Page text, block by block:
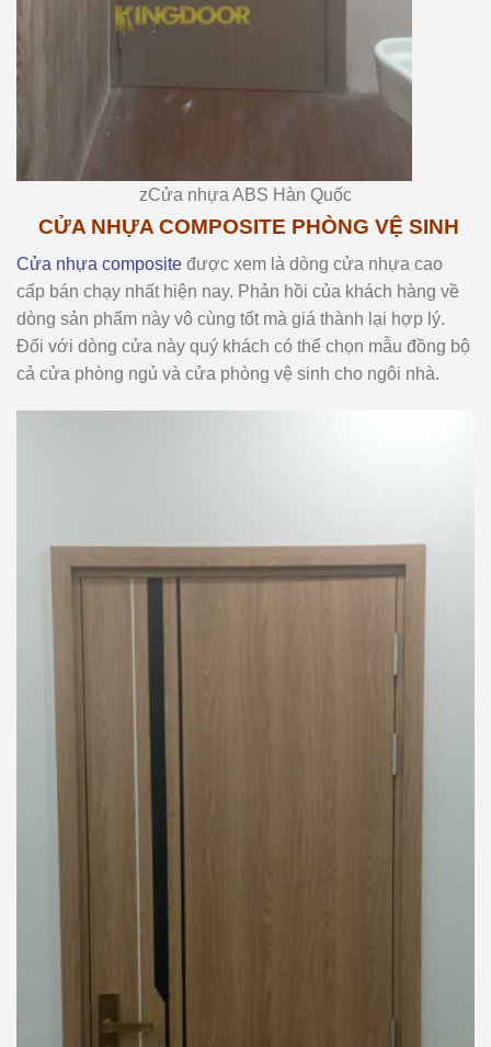
zCửa nhựa ABS Hàn Quốc
CỬA NHỰA COMPOSITE PHÒNG VỆ SINH
Cửa nhựa composite được xem là dòng cửa nhựa cao
cấp bán chạy nhất hiện nay. Phản hồi của khách hàng về
dòng sản phẩm này vô cùng tốt mà giá thành lại hợp lý.
Đối với dòng cửa này quý khách có thể chọn mẫu đồng bộ
cả cửa phòng ngủ và cửa phòng vệ sinh cho ngôi nhà.